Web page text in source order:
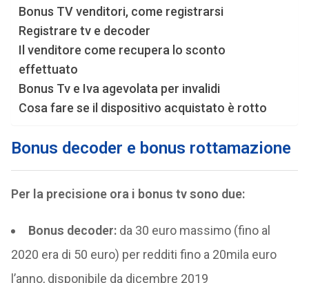
Bonus TV venditori, come registrarsi
Registrare tv e decoder
Il venditore come recupera lo sconto
effettuato
Bonus Tv e Iva agevolata per invalidi
Cosa fare se il dispositivo acquistato è rotto
Bonus decoder e bonus rottamazione
Per la precisione ora i bonus tv sono due:
Bonus decoder:da 30 euro massimo (fino al
2020 era di 50 euro) per redditi fino a 20mila euro
l’anno, disponibile da dicembre 2019